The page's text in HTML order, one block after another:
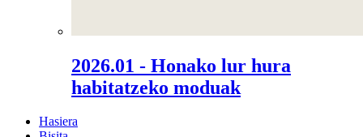
2026.01 - Honako lur hura
habitatzeko moduak
Hasiera